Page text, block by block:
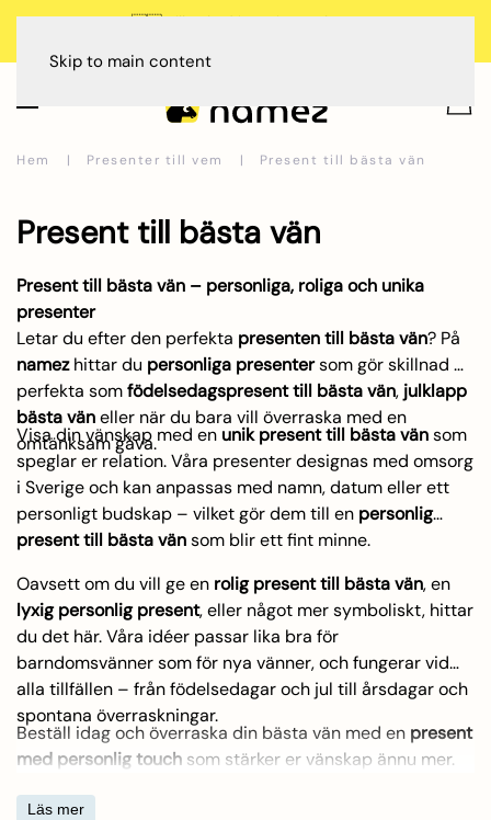
Skip to main content
🇸🇪 Tillverkad i Sverige, Dalarna
Hem Presenter till vem Present till bästa vän
Present till bästa vän
Present till bästa vän – personliga, roliga och unika
presenter
Letar du efter den perfekta presenten till bästa vän? På
namezhittar du personliga presentersom gör skillnad –
perfekta somfödelsedagspresent till bästa vän, julklapp
bästa väneller när du bara vill överraska med en
omtänksam gåva.
Visa din vänskap med en unik present till bästa vänsom
speglar er relation. Våra presenter designas med omsorg
i Sverige och kan anpassas med namn, datum eller ett
personligt budskap – vilket gör dem till en personlig
present till bästa vänsom blir ett fint minne.
Oavsett om du vill ge en rolig present till bästa vän, en
lyxig personlig present, eller något mer symboliskt, hittar
du det här. Våra idéer passar lika bra för
barndomsvänner som för nya vänner, och fungerar vid
alla tillfällen – från födelsedagar och jul till årsdagar och
spontana överraskningar.
Beställ idag och överraska din bästa vän med en present
med personlig touch som stärker er vänskap ännu mer.
Läs mer